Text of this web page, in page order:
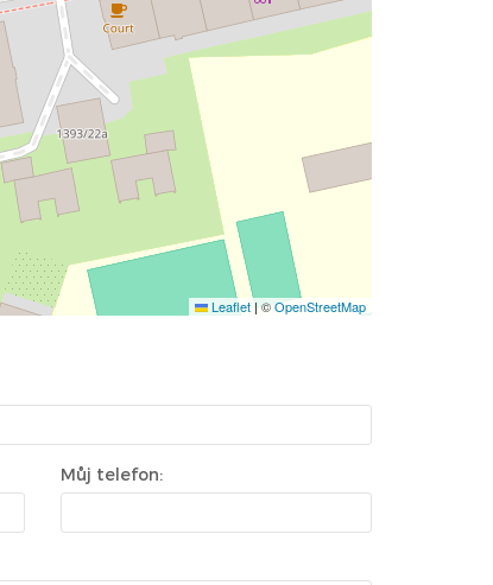
Leaflet|©OpenStreetMap
Můj telefon: